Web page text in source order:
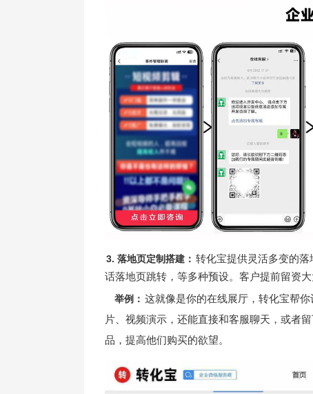
3. 落地页定制搭建： 转化宝提供灵活多变的
话落地页跳转，等多种预设。客户提前留资
举例： 这就像是你的在线展厅，转化宝帮
片、视频演示，还能直接和客服聊天，或者
品，提高他们购买的欲望。